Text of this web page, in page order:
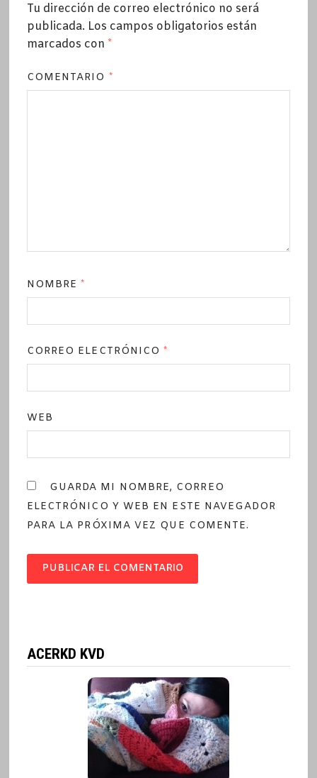
Tu dirección de correo electrónico no será
publicada. Los campos obligatorios están
marcados con *
COMENTARIO *
NOMBRE*
CORREO ELECTRÓNICO*
WEB
GUARDA MI NOMBRE, CORREO
ELECTRÓNICO Y WEB EN ESTE NAVEGADOR
PARA LA PRÓXIMA VEZ QUE COMENTE.
ACERKD KVD